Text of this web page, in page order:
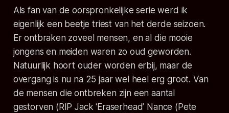
Als fan van de oorspronkelijke serie werd ik
eigenlijk een beetje triest van het derde seizoen.
Er ontbraken zoveel mensen, en al die mooie
jongens en meiden waren zo oud geworden.
Natuurlijk hoort ouder worden erbij, maar de
overgang is nu na 25 jaar wel heel erg groot. Van
de mensen die ontbreken zijn een aantal
gestorven (RIP Jack ‘Eraserhead’ Nance (Pete